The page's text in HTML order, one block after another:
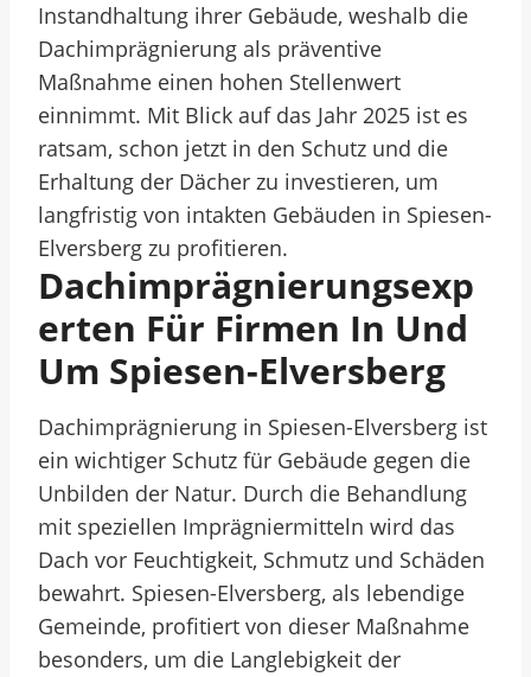
Instandhaltung ihrer Gebäude, weshalb die
Dachimprägnierung als präventive
Maßnahme einen hohen Stellenwert
einnimmt. Mit Blick auf das Jahr 2025 ist es
ratsam, schon jetzt in den Schutz und die
Erhaltung der Dächer zu investieren, um
langfristig von intakten Gebäuden in Spiesen-
Elversberg zu profitieren.
Dachimprägnierungsexp
Erten Für Firmen In Und
Um Spiesen-Elversberg
Dachimprägnierung in Spiesen-Elversberg ist
ein wichtiger Schutz für Gebäude gegen die
Unbilden der Natur. Durch die Behandlung
mit speziellen Imprägniermitteln wird das
Dach vor Feuchtigkeit, Schmutz und Schäden
bewahrt. Spiesen-Elversberg, als lebendige
Gemeinde, profitiert von dieser Maßnahme
besonders, um die Langlebigkeit der